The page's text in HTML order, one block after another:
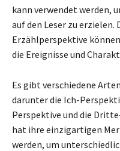
kann verwendet werden,
auf den Leser zu
Erzählperspektive
die Ereignisse und
Es gibt verschiedene
darunter die Ich-
Perspektive und die
hat ihre einzigartigen
werden, um